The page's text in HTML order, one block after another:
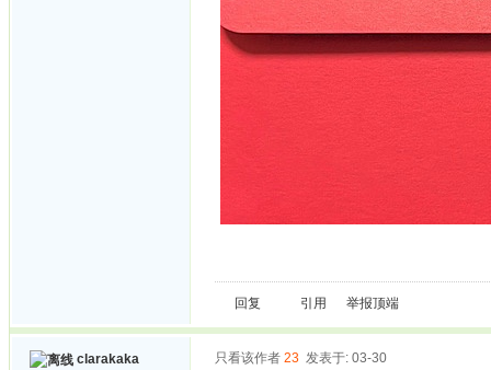
回复 引用 举报顶端
clarakaka 只看该作者 23 发表于: 03-30